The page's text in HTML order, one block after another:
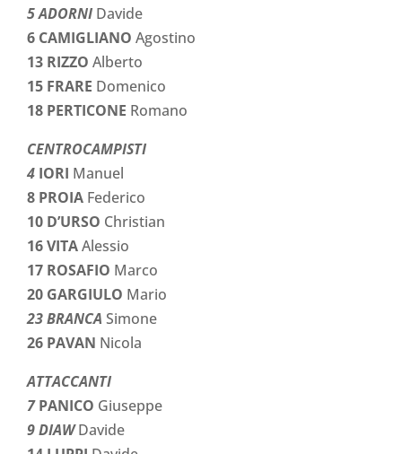
5 ADORNI Davide
6 CAMIGLIANO Agostino
13 RIZZO Alberto
15 FRARE Domenico
18 PERTICONE Romano
CENTROCAMPISTI
4 IORI Manuel
8 PROIA Federico
10 D’URSO Christian
16 VITAAlessio
17 ROSAFIO Marco
20 GARGIULO Mario
23 BRANCA Simone
26 PAVAN Nicola
ATTACCANTI
7PANICO Giuseppe
9 DIAWDavide